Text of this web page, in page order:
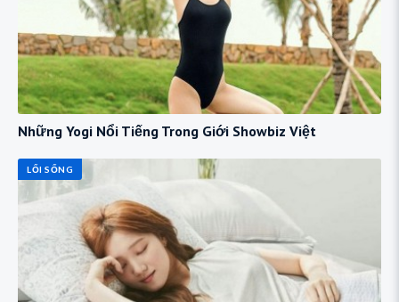
Những Yogi Nổi Tiếng Trong Giới Showbiz Việt
LỐI SỐNG